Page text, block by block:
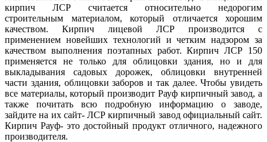
кирпич ЛСР считается относительно недорогим
строительным материалом, который отличается хорошим
качеством. Кирпич лицевой ЛСР производится с
применением новейших технологий и четким надзором за
качеством выполнения поэтапных работ. Кирпич ЛСР 150
применяется не только для облицовки здания, но и для
выкладывания садовых дорожек, облицовки внутренней
части здания, облицовки заборов и так далее. Чтобы увидеть
все материалы, который производит Рауф кирпичный завод, а
также почитать всю подробную информацию о заводе,
зайдите на их сайт- ЛСР кирпичный завод официальный сайт.
Кирпич Рауф- это достойный продукт отличного, надежного
производителя.